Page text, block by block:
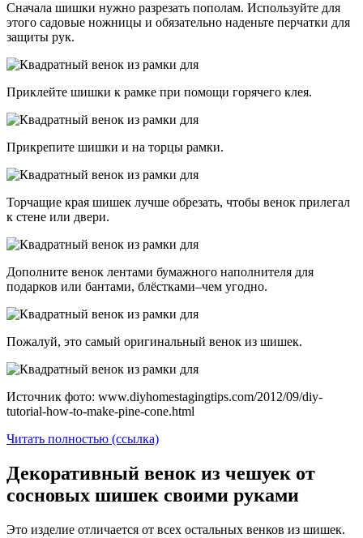
Сначала шишки нужно разрезать пополам. Используйте для
этого садовые ножницы и обязательно наденьте перчатки для
защиты рук.
Приклейте шишки к рамке при помощи горячего клея.
Прикрепите шишки и на торцы рамки.
Торчащие края шишек лучше обрезать, чтобы венок прилегал
к стене или двери.
Дополните венок лентами бумажного наполнителя для
подарков или бантами, блёстками–чем угодно.
Пожалуй, это самый оригинальный венок из шишек.
Источник фото: www.diyhomestagingtips.com/2012/09/diy-
tutorial-how-to-make-pine-cone.html
Читать полностью (ссылка)
Декоративный венок из чешуек от
сосновых шишек своими руками
Это изделие отличается от всех остальных венков из шишек.